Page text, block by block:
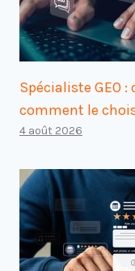
Spécialiste GEO
comment le
4 août 2026